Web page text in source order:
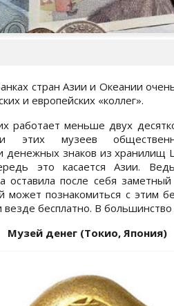
стран Азии и Океании
и европейских «коллег».
работает меньше двух
этих музеев
денежных знаков из хранилищ
это касается Азии.
оставила после себя
познакомиться с этим
бесплатно. В
Музей денег (Токио, Япония)